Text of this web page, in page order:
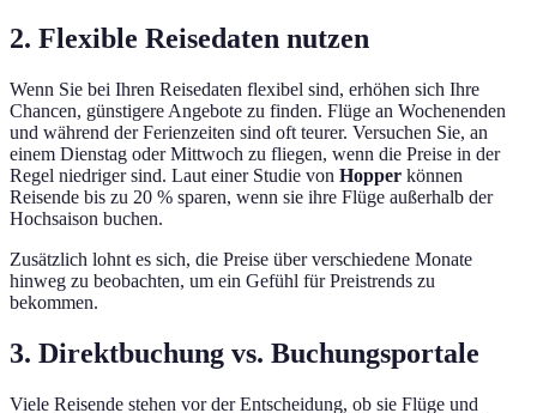
2. Flexible Reisedaten nutzen
Wenn Sie bei Ihren Reisedaten flexibel sind, erhöhen sich Ihre
Chancen, günstigere Angebote zu finden. Flüge an Wochenenden
und während der Ferienzeiten sind oft teurer. Versuchen Sie, an
einem Dienstag oder Mittwoch zu fliegen, wenn die Preise in der
Regel niedriger sind. Laut einer Studie von Hopper können
Reisende bis zu 20 % sparen, wenn sie ihre Flüge außerhalb der
Hochsaison buchen.
Zusätzlich lohnt es sich, die Preise über verschiedene Monate
hinweg zu beobachten, um ein Gefühl für Preistrends zu
bekommen.
3. Direktbuchung vs. Buchungsportale
Viele Reisende stehen vor der Entscheidung, ob sie Flüge und